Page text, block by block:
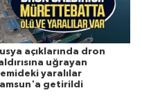
açıklarında dron
uğrayan
yaralılar
getirildi